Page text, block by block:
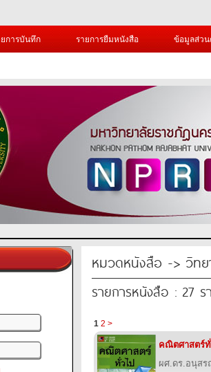
ยการบันทึก รายการยืมหนังสือ ข้อมูลส่ว
หมวดหนังสือ -> วิทย
รายการหนังสือ : 27 ร
1 2 >
คณิตศาสตร์
ผศ.ดร.อนุส